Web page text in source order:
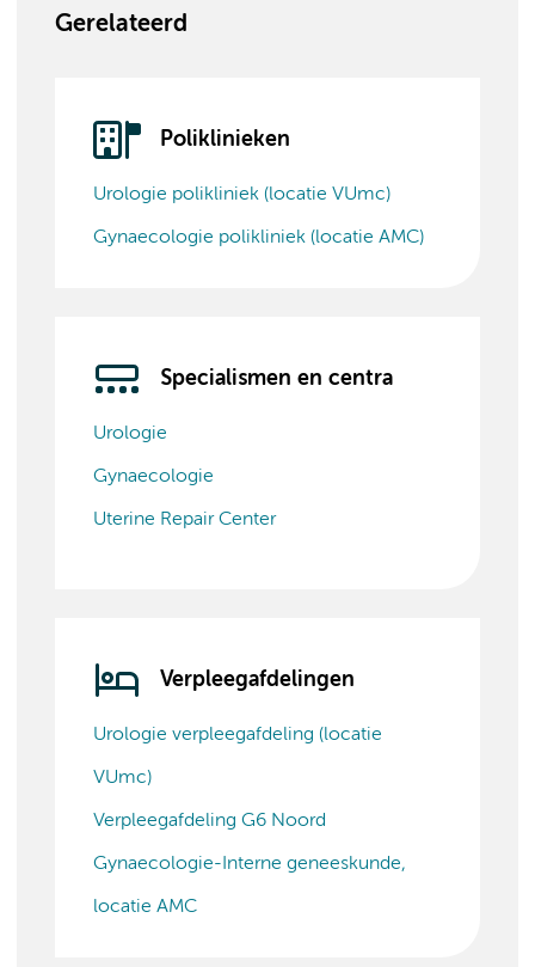
Gerelateerd
Poliklinieken
Urologie polikliniek (locatie VUmc)
Gynaecologie polikliniek (locatie AMC)
Specialismen en centra
Urologie
Gynaecologie
Uterine Repair Center
Verpleegafdelingen
Urologie verpleegafdeling (locatie
VUmc)
Verpleegafdeling G6 Noord
Gynaecologie-Interne geneeskunde,
locatie AMC